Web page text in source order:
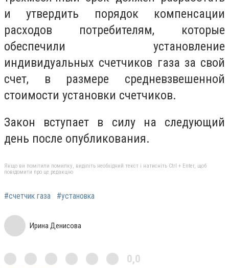
и утвердить порядок компенсации
расходов потребителям, которые
обеспечили установление
индивидуальных счетчиков газа за свой
счет, в размере средневзвешенной
стоимости установки счетчиков.
Закон вступает в силу на следующий
день после опубликования.
Якщо ви помітили помилку, виділіть необхідний текст і натисніть Ctrl + Enter, щоб
повідомити про це редакцію
#счетчик газа #установка
Ирина Денисова
0,0